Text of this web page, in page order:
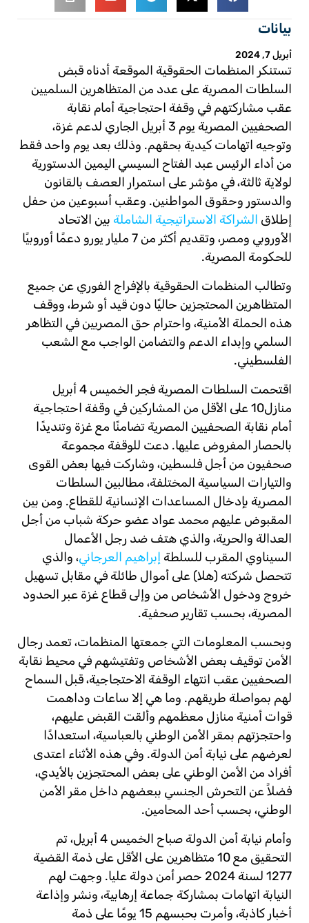
بيانات
أبريل 7, 2024
تستنكر المنظمات الحقوقية الموقعة أدناه قبض
السلطات المصرية على عدد من المتظاهرين السلميين
عقب مشاركتهم في وقفة احتجاجية أمام نقابة
الصحفيين المصرية يوم 3 أبريل الجاري لدعم غزة،
وتوجيه اتهامات كيدية بحقهم. وذلك بعد يوم واحد فقط
من أداء الرئيس عبد الفتاح السيسي اليمين الدستورية
لولاية ثالثة، في مؤشر على استمرار العصف بالقانون
والدستور وحقوق المواطنين. وعقب أسبوعين من حفل
إطلاق الشراكة الاستراتيجية الشاملة بين الاتحاد
الأوروبي ومصر، وتقديم أكثر من 7 مليار يورو دعمًا أوروبيًا
للحكومة المصرية.
وتطالب المنظمات الحقوقية بالإفراج الفوري عن جميع
المتظاهرين المحتجزين حاليًا دون قيد أو شرط، ووقف
هذه الحملة الأمنية، واحترام حق المصريين في التظاهر
السلمي وإبداء الدعم والتضامن الواجب مع الشعب
الفلسطيني.
اقتحمت السلطات المصرية فجر الخميس 4 أبريل
منازل10 على الأقل من المشاركين في وقفة احتجاجية
أمام نقابة الصحفيين المصرية تضامنًا مع غزة وتنديدًا
بالحصار المفروض عليها. دعت للوقفة مجموعة
صحفيون من أجل فلسطين، وشاركت فيها بعض القوى
والتيارات السياسية المختلفة، مطالبين السلطات
المصرية بإدخال المساعدات الإنسانية للقطاع. ومن بين
المقبوض عليهم محمد عواد عضو حركة شباب من أجل
العدالة والحرية، والذي هتف ضد رجل الأعمال
السيناوي المقرب للسلطة إبراهيم العرجاني، والذي
تتحصل شركته (هلا) على أموال طائلة في مقابل تسهيل
خروج ودخول الأشخاص من وإلى قطاع غزة عبر الحدود
المصرية، بحسب تقارير صحفية.
وبحسب المعلومات التي جمعتها المنظمات، تعمد رجال
الأمن توقيف بعض الأشخاص وتفتيشهم في محيط نقابة
الصحفيين عقب انتهاء الوقفة الاحتجاجية، قبل السماح
لهم بمواصلة طريقهم. وما هي إلا ساعات وداهمت
قوات أمنية منازل معظمهم وألقت القبض عليهم،
واحتجزتهم بمقر الأمن الوطني بالعباسية، استعدادًا
لعرضهم على نيابة أمن الدولة. وفي هذه الأثناء اعتدى
أفراد من الأمن الوطني على بعض المحتجزين بالأيدي،
فضلاً عن التحرش الجنسي ببعضهم داخل مقر الأمن
الوطني، بحسب أحد المحامين.
وأمام نيابة أمن الدولة صباح الخميس 4 أبريل، تم
التحقيق مع 10 متظاهرين على الأقل على ذمة القضية
1277 لسنة 2024 حصر أمن دولة عليا. وجهت لهم
النيابة اتهامات بمشاركة جماعة إرهابية، ونشر وإذاعة
أخبار كاذبة، وأمرت بحبسهم 15 يومًا على ذمة